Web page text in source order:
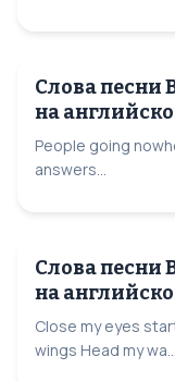
Слова песни
на
People going
answers...
Слова песни
на
Close my eyes
wings Head my wa...